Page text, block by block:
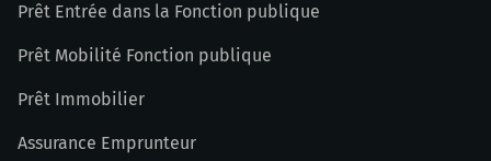
Prêt Entrée dans la Fonction publique
Prêt Mobilité Fonction publique
Prêt Immobilier
Assurance Emprunteur